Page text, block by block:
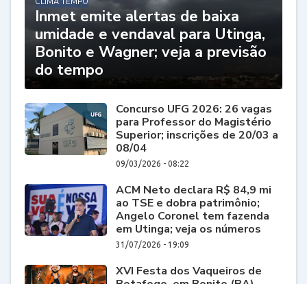
Inmet emite alertas de baixa
umidade e vendaval para Utinga,
Bonito e Wagner; veja a previsão
do tempo
Concurso UFG 2026: 26 vagas
para Professor do Magistério
Superior; inscrições de 20/03 a
08/04
09/03/2026 - 08:22
ACM Neto declara R$ 84,9 mi
ao TSE e dobra patrimônio;
Angelo Coronel tem fazenda
em Utinga; veja os números
31/07/2026 - 19:09
XVI Festa dos Vaqueiros de